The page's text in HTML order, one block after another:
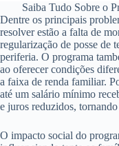
Saiba Tudo Sobre o
Dentre os principais
resolver estão a falta de
regularização de posse de
periferia. O programa
ao oferecer condições
a faixa de renda familiar.
até um salário mínimo
e juros reduzidos,
O impacto social do